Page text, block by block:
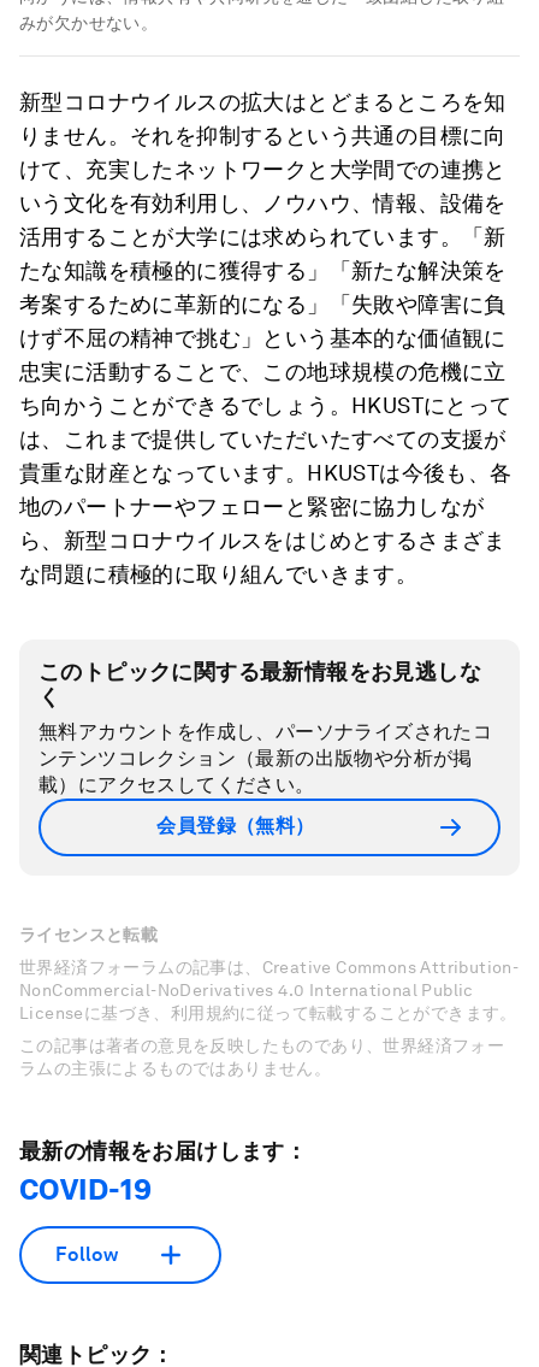
みが欠かせない。
新型コロナウイルスの拡大はとどまるところを知
りません。それを抑制するという共通の目標に向
けて、充実したネットワークと大学間での連携と
いう文化を有効利用し、ノウハウ、情報、設備を
活用することが大学には求められています。「新
たな知識を積極的に獲得する」「新たな解決策を
考案するために革新的になる」「失敗や障害に負
けず不屈の精神で挑む」という基本的な価値観に
忠実に活動することで、この地球規模の危機に立
ち向かうことができるでしょう。HKUSTにとって
は、これまで提供していただいたすべての支援が
貴重な財産となっています。HKUSTは今後も、各
地のパートナーやフェローと緊密に協力しなが
ら、新型コロナウイルスをはじめとするさまざま
な問題に積極的に取り組んでいきます。
このトピックに関する最新情報をお見逃しな
く
無料アカウントを作成し、パーソナライズされたコ
ンテンツコレクション（最新の出版物や分析が掲
載）にアクセスしてください。
会員登録（無料）
ライセンスと転載
世界経済フォーラムの記事は、Creative Commons Attribution-
NonCommercial-NoDerivatives 4.0 International Public
Licenseに基づき、利用規約に従って転載することができます。
この記事は著者の意見を反映したものであり、世界経済フォー
ラムの主張によるものではありません。
最新の情報をお届けします：
COVID-19
Follow
関連トピック：